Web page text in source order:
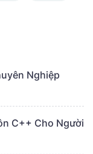
Nghiệp
C++ Cho Người